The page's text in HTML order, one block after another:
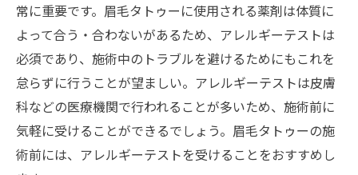
常に重要です。眉毛タトゥーに使用される薬剤は体質に
よって合う・合わないがあるため、アレルギーテストは
必須であり、施術中のトラブルを避けるためにもこれを
怠らずに行うことが望ましい。アレルギーテストは皮膚
科などの医療機関で行われることが多いため、施術前に
気軽に受けることができるでしょう。眉毛タトゥーの施
術前には、アレルギーテストを受けることをおすすめし